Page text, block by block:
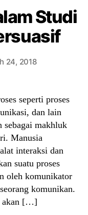
Studi
24, 2018
seperti proses
dan lain
sebagai makhluk
Manusia
interaksi dan
suatu proses
oleh komunikator
komunikan.
akan […]